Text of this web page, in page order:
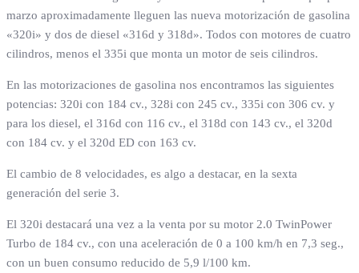
marzo aproximadamente lleguen las nueva motorización de gasolina
«320i» y dos de diesel «316d y 318d». Todos con motores de cuatro
cilindros, menos el 335i que monta un motor de seis cilindros.
En las motorizaciones de gasolina nos encontramos las siguientes
potencias: 320i con 184 cv., 328i con 245 cv., 335i con 306 cv. y
para los diesel, el 316d con 116 cv., el 318d con 143 cv., el 320d
con 184 cv. y el 320d ED con 163 cv.
El cambio de 8 velocidades, es algo a destacar, en la sexta
generación del serie 3.
El 320i destacará una vez a la venta por su motor 2.0 TwinPower
Turbo de 184 cv., con una aceleración de 0 a 100 km/h en 7,3 seg.,
con un buen consumo reducido de 5,9 l/100 km.